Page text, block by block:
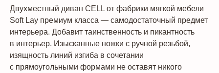
Двухместный диван CELL от фабрики мягкой мебели
Soft Lay премиум класса — самодостаточный предмет
интерьера. Добавит таинственность и пикантность
в интерьер. Изысканные ножки с ручной резьбой,
изящность линий изгиба в сочетании
с прямоугольными формами не оставят никого